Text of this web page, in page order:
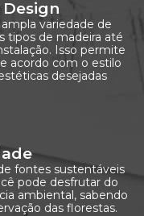
variedade de
tipos de madeira até
Isso permite
acordo com o estilo
desejadas
fontes sustentáveis
pode desfrutar do
ambiental, sabendo
das florestas.